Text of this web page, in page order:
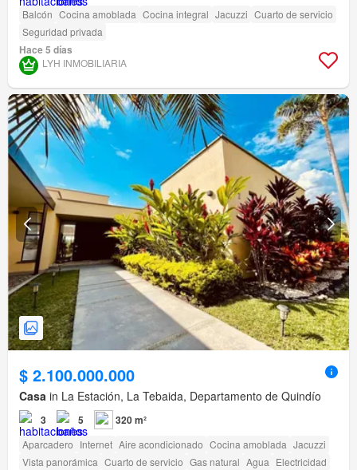
Balcón Cocina amoblada Cocina integral Jacuzzi Cuarto de servicio
Seguridad privada
Hace 5 días
LYH INMOBILIARIA
$ 2.100.000.000
Casa in La Estación, La Tebaida, Departamento de Quindío
3 5 320 m²
Aparcadero Internet Aire acondicionado Cocina amoblada Jacuzzi
Vista panorámica Cuarto de servicio Gas natural Agua Electricidad